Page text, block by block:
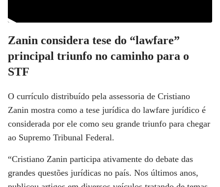
Zanin considera tese do “lawfare”
principal triunfo no caminho para o
STF
O currículo distribuído pela assessoria de Cristiano
Zanin mostra como a tese jurídica do lawfare jurídico é
considerada por ele como seu grande triunfo para chegar
ao Supremo Tribunal Federal.
“Cristiano Zanin participa ativamente do debate das
grandes questões jurídicas no país. Nos últimos anos,